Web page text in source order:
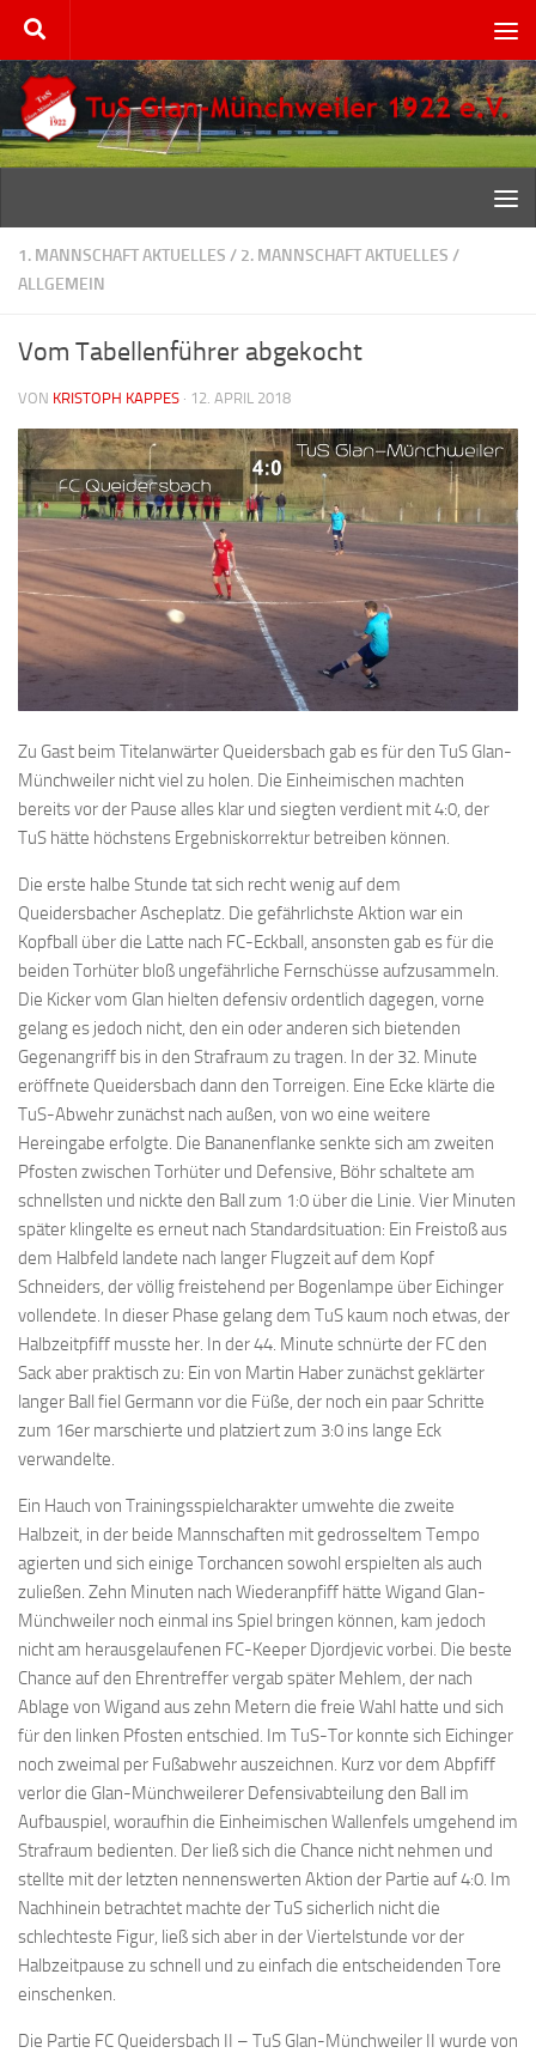
Zum Inhalt springen
1. MANNSCHAFT AKTUELLES / 2. MANNSCHAFT AKTUELLES /
ALLGEMEIN
Vom Tabellenführer abgekocht
VON KRISTOPH KAPPES · 12. APRIL 2018
Zu Gast beim Titelanwärter Queidersbach gab es für den TuS Glan-
Münchweiler nicht viel zu holen. Die Einheimischen machten
bereits vor der Pause alles klar und siegten verdient mit 4:0, der
TuS hätte höchstens Ergebniskorrektur betreiben können.
Die erste halbe Stunde tat sich recht wenig auf dem
Queidersbacher Ascheplatz. Die gefährlichste Aktion war ein
Kopfball über die Latte nach FC-Eckball, ansonsten gab es für die
beiden Torhüter bloß ungefährliche Fernschüsse aufzusammeln.
Die Kicker vom Glan hielten defensiv ordentlich dagegen, vorne
gelang es jedoch nicht, den ein oder anderen sich bietenden
Gegenangriff bis in den Strafraum zu tragen. In der 32. Minute
eröffnete Queidersbach dann den Torreigen. Eine Ecke klärte die
TuS-Abwehr zunächst nach außen, von wo eine weitere
Hereingabe erfolgte. Die Bananenflanke senkte sich am zweiten
Pfosten zwischen Torhüter und Defensive, Böhr schaltete am
schnellsten und nickte den Ball zum 1:0 über die Linie. Vier Minuten
später klingelte es erneut nach Standardsituation: Ein Freistoß aus
dem Halbfeld landete nach langer Flugzeit auf dem Kopf
Schneiders, der völlig freistehend per Bogenlampe über Eichinger
vollendete. In dieser Phase gelang dem TuS kaum noch etwas, der
Halbzeitpfiff musste her. In der 44. Minute schnürte der FC den
Sack aber praktisch zu: Ein von Martin Haber zunächst geklärter
langer Ball fiel Germann vor die Füße, der noch ein paar Schritte
zum 16er marschierte und platziert zum 3:0 ins lange Eck
verwandelte.
Ein Hauch von Trainingsspielcharakter umwehte die zweite
Halbzeit, in der beide Mannschaften mit gedrosseltem Tempo
agierten und sich einige Torchancen sowohl erspielten als auch
zuließen. Zehn Minuten nach Wiederanpfiff hätte Wigand Glan-
Münchweiler noch einmal ins Spiel bringen können, kam jedoch
nicht am herausgelaufenen FC-Keeper Djordjevic vorbei. Die beste
Chance auf den Ehrentreffer vergab später Mehlem, der nach
Ablage von Wigand aus zehn Metern die freie Wahl hatte und sich
für den linken Pfosten entschied. Im TuS-Tor konnte sich Eichinger
noch zweimal per Fußabwehr auszeichnen. Kurz vor dem Abpfiff
verlor die Glan-Münchweilerer Defensivabteilung den Ball im
Aufbauspiel, woraufhin die Einheimischen Wallenfels umgehend im
Strafraum bedienten. Der ließ sich die Chance nicht nehmen und
stellte mit der letzten nennenswerten Aktion der Partie auf 4:0. Im
Nachhinein betrachtet machte der TuS sicherlich nicht die
schlechteste Figur, ließ sich aber in der Viertelstunde vor der
Halbzeitpause zu schnell und zu einfach die entscheidenden Tore
einschenken.
Die Partie FC Queidersbach II – TuS Glan-Münchweiler II wurde von